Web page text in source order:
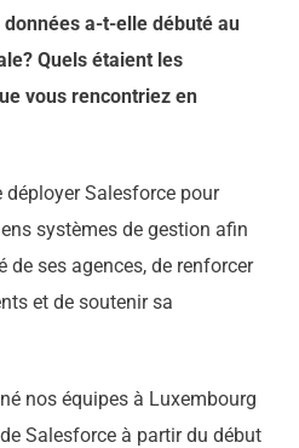
a-t-elle débuté au
Quels étaient les
vous rencontriez en
déployer Salesforce pour
systèmes de gestion afin
de ses agences, de renforcer
et de soutenir sa
nos équipes à Luxembourg
Salesforce à partir du début